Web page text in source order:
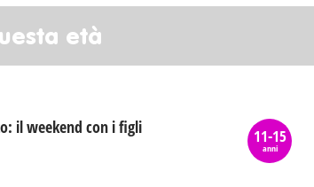
età
il weekend con i figli 11-15
anni